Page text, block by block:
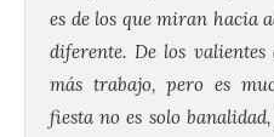
es de los que miran hacia
diferente. De los
más trabajo, pero es
fiesta no es solo